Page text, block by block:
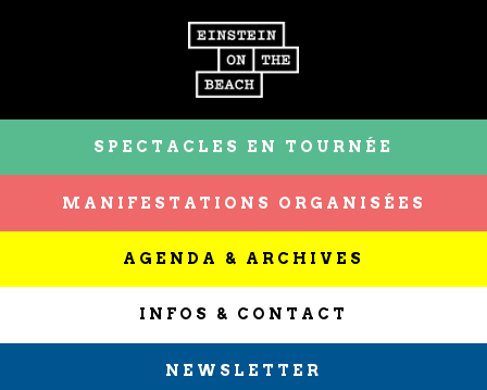
SPECTACLES EN TOURNÉE
MANIFESTATIONS ORGANISÉES
AGENDA & ARCHIVES
INFOS & CONTACT
NEWSLETTER